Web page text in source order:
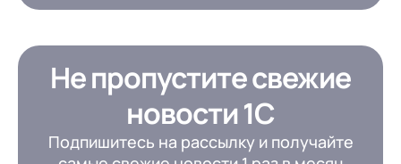
Не пропустите свежие
новости 1С
Подпишитесь на рассылку и получайте